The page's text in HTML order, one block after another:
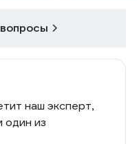
наш эксперт,
один из